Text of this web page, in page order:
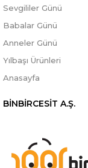
Sevgililer Günü
Babalar Günü
Anneler Günü
Yılbaşı Ürünleri
Anasayfa
BİNBİRCESİT A.Ş.